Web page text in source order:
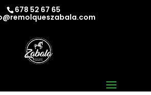
678 52 67 65